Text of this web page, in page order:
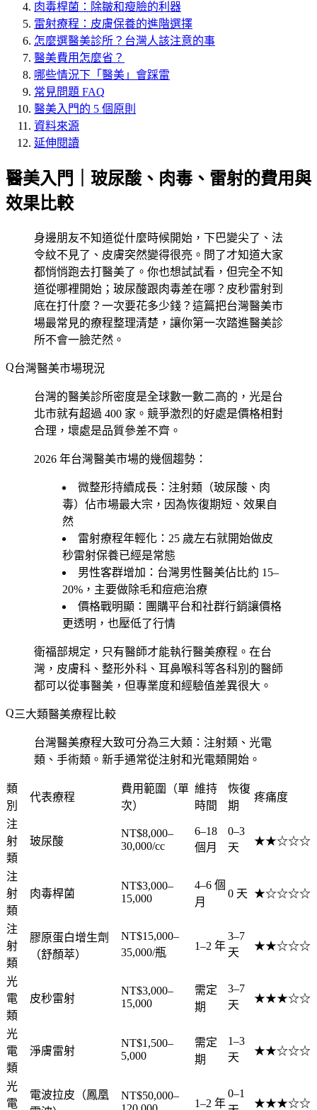
肉毒桿菌：除皺和瘦臉的利器
雷射療程：皮膚保養的進階選擇
怎麼選醫美診所？台灣人該注意的事
醫美費用怎麼省？
哪些情況下「醫美」會踩雷
常見問題 FAQ
醫美入門的 5 個原則
資料來源
延伸閱讀
醫美入門｜玻尿酸、肉毒、雷射的費用與
效果比較
身邊朋友不知道從什麼時候開始，下巴變尖了、法
令紋不見了、皮膚突然變得很亮。問了才知道大家
都悄悄跑去打醫美了。你也想試試看，但完全不知
道從哪裡開始；玻尿酸跟肉毒差在哪？皮秒雷射到
底在打什麼？一次要花多少錢？這篇把台灣醫美市
場最常見的療程整理清楚，讓你第一次踏進醫美診
所不會一臉茫然。
台灣醫美市場現況
台灣的醫美診所密度是全球數一數二高的，光是台
北市就有超過 400 家。競爭激烈的好處是價格相對
合理，壞處是品質參差不齊。
2026 年台灣醫美市場的幾個趨勢：
微整形持續成長 ：注射類（玻尿酸、肉
毒）佔市場最大宗，因為恢復期短、效果自
然
雷射療程年輕化 ：25 歲左右就開始做皮
秒雷射保養已經是常態
男性客群增加 ：台灣男性醫美佔比約 15–
20%，主要做除毛和痘疤治療
價格戰明顯 ：團購平台和社群行銷讓價格
更透明，也壓低了行情
衛福部規定，只有醫師才能執行醫美療程。在台
灣，皮膚科、整形外科、耳鼻喉科等各科別的醫師
都可以從事醫美，但專業度和經驗值差異很大。
三大類醫美療程比較
台灣醫美療程大致可分為三大類：注射類、光電
類、手術類。新手通常從注射和光電類開始。
類
別
代表療程
費用範圍（單
次）
維持
時間
恢復
期
疼痛度
注
射
類
玻尿酸
NT$8,000–
30,000/cc
6–18
個月
0–3
天
★★☆☆☆
注
射
類
肉毒桿菌
NT$3,000–
15,000
4–6 個
月
0 天 ★☆☆☆☆
注
射
類
膠原蛋白增生劑
（舒顏萃）
NT$15,000–
35,000/瓶
1–2 年
3–7
天
★★☆☆☆
光
電
類
皮秒雷射
NT$3,000–
15,000
需定
期
3–7
天
★★★☆☆
光
電
類
淨膚雷射
NT$1,500–
5,000
需定
期
1–3
天
★★☆☆☆
光
電
電波拉皮（鳳凰
NT$50,000–
1–2 年
0–1
★★★☆☆